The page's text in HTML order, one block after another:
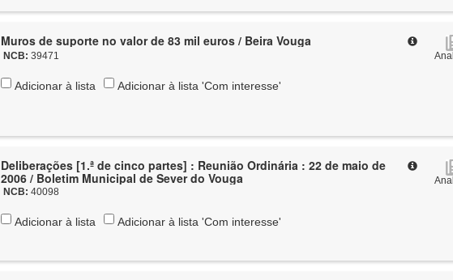
Muros de suporte no valor de 83 mil euros / Beira Vouga
NCB:39471
Adicionar à lista Adicionar à lista 'Com interesse'
Deliberações [1.ª de cinco partes] : Reunião Ordinária : 22 de maio de
2006 / Boletim Municipal de Sever do Vouga
NCB:40098
Adicionar à lista Adicionar à lista 'Com interesse'